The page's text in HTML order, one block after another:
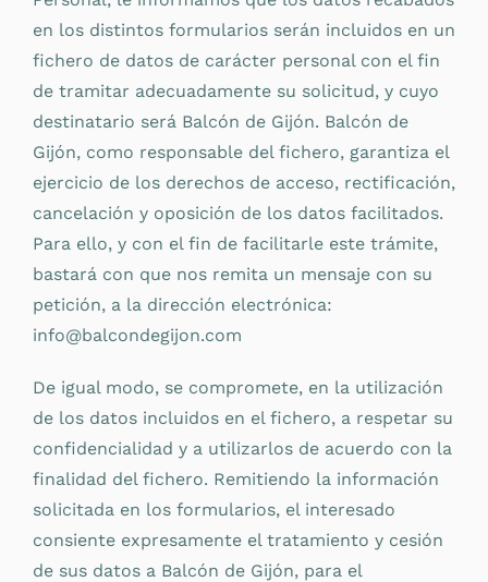
en los distintos formularios serán incluidos en un
fichero de datos de carácter personal con el fin
de tramitar adecuadamente su solicitud, y cuyo
destinatario será Balcón de Gijón. Balcón de
Gijón, como responsable del fichero, garantiza el
ejercicio de los derechos de acceso, rectificación,
cancelación y oposición de los datos facilitados.
Para ello, y con el fin de facilitarle este trámite,
bastará con que nos remita un mensaje con su
petición, a la dirección electrónica:
info@balcondegijon.com
De igual modo, se compromete, en la utilización
de los datos incluidos en el fichero, a respetar su
confidencialidad y a utilizarlos de acuerdo con la
finalidad del fichero. Remitiendo la información
solicitada en los formularios, el interesado
consiente expresamente el tratamiento y cesión
de sus datos a Balcón de Gijón, para el